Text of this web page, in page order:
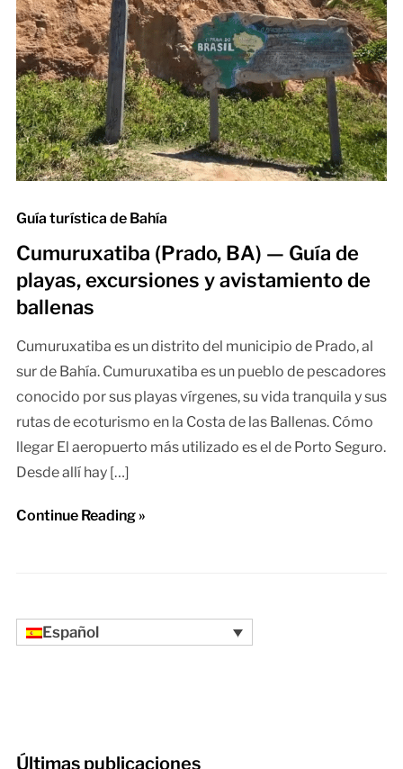
Guía turística de Bahía
Cumuruxatiba (Prado, BA) — Guía de
playas, excursiones y avistamiento de
ballenas
Cumuruxatiba es un distrito del municipio de Prado, al
sur de Bahía. Cumuruxatiba es un pueblo de pescadores
conocido por sus playas vírgenes, su vida tranquila y sus
rutas de ecoturismo en la Costa de las Ballenas. Cómo
llegar El aeropuerto más utilizado es el de Porto Seguro.
Desde allí hay […]
Continue Reading »
Español
Últimas publicaciones